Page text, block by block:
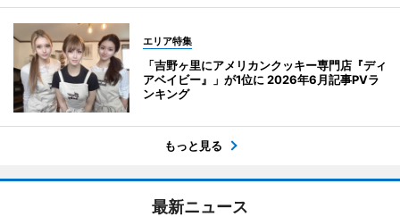
エリア特集
「吉野ヶ里にアメリカンクッキー専門店『ディ
アベイビー』」が1位に 2026年6月記事PVラ
ンキング
もっと見る
最新ニュース